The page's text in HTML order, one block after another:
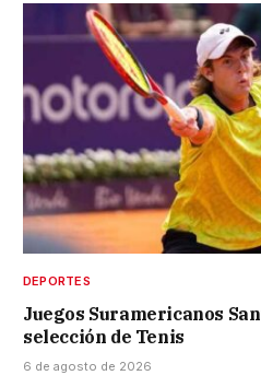
DEPORTES
Juegos Suramericanos
selección de Tenis
6 de agosto de 2026